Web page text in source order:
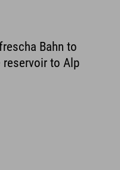
Bahn to
reservoir to Alp